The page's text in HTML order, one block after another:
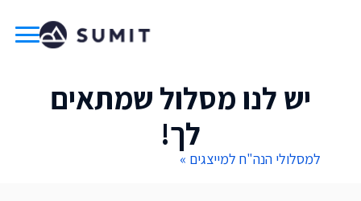
יש לנו מסלול שמתאים
לך!
למסלולי הנה"ח למייצגים »